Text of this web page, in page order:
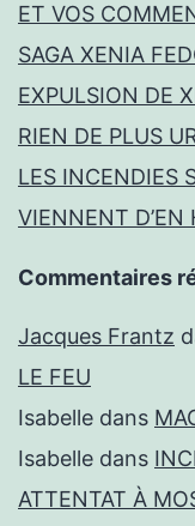
ET VOS
SAGA XENIA
EXPULSION DE
RIEN DE PLUS
LES INCENDIES
VIENNENT D’EN
Commentaires
Jacques Frantz
LE FEU
Isabelle dans
Isabelle dans
ATTENTAT À